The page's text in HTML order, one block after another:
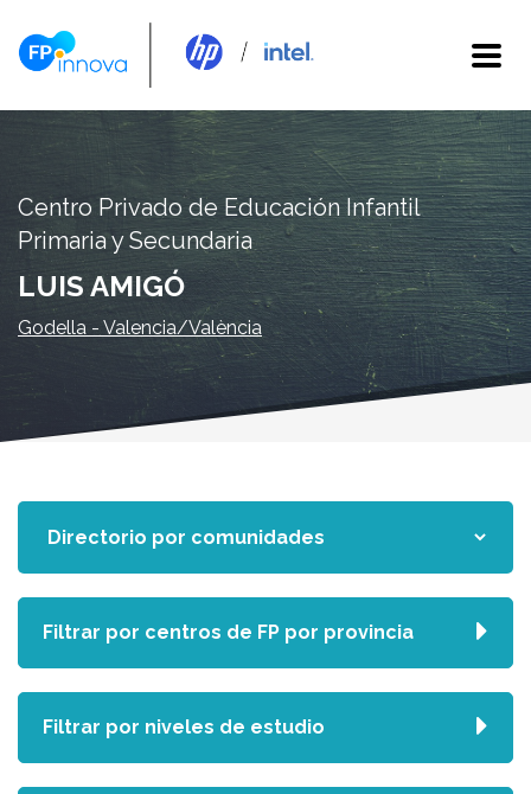
Centro Privado de Educación Infantil
Primaria y Secundaria
LUIS AMIGÓ
Godella - Valencia/València
Filtrar por centros de FP por provincia
Filtrar por niveles de estudio